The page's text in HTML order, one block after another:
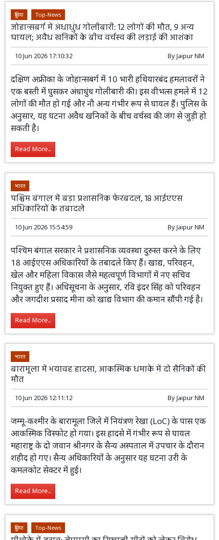
Read More...
जोहान्सबर्ग में अंधाधुंध गोलीबारी: 12 लोगों की मौत, 9 अन्य
घायल; अवैध खनिकों के बीच वर्चस्व की लड़ाई की आशंका
10 Jun 2026 17:10:32 ByJaipur NM
दक्षिण अफ्रीका के जोहान्सबर्ग में 10 भारी
लोगों की मौत हो गई और नौ अन्य गंभीर रूप से घायल हैं। पुलिस के
अनुसार, यह घटना अवैध खनिकों के बीच वर्चस्व की जंग से जुड़ी हो
सकती है।
Read More...
भारत
पश्चिम बंगाल में बड़ा प्रशासनिक फेरबदल, 18 आईएएस
अधिकारियों के तबादले
10 Jun 2026 15:54:59 ByJaipur NM
पश्चिम बंगाल सरकार ने प्रशासनिक व्यवस्था दुरुस्त करने के लिए
18 आईएएस अधिकारियों के तबादले किए हैं। खाद्य, परिवहन,
खेल और महिला विकास जैसे महत्वपूर्ण विभागों में नए सचिव
नियुक्त हुए हैं। अधिसूचना के अनुसार, रवि इंदर सिंह को परिवहन
Read More...
भारत
बारामूला में भयावह हादसा, आकस्मिक धमाके में दो सैनिकों की
मौत
10 Jun 2026 12:11:12 ByJaipur NM
जम्मू-कश्मीर के बारामूला जिले में नियंत्रण रेखा
जवान श्रीनगर के सैन्य अस्पताल में उपचार के दौरान शहीद हो गए।
सैन्य अधिकारियों के अनुसार यह घटना उरी के कमलकोट सेक्टर में
हुई।